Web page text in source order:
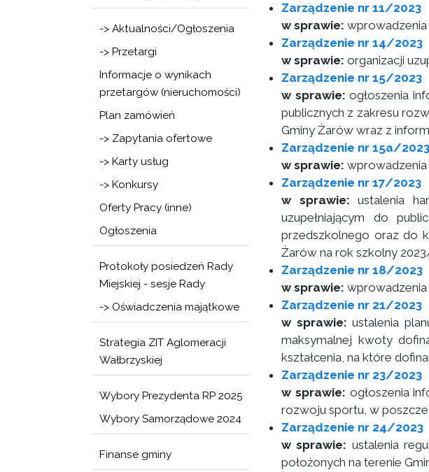
-> Aktualności/Ogłoszenia
-> Przetargi
Informacje o wynikach
przetargów (nieruchomości)
Plan zamówień
-> Zapytania ofertowe
-> Karty usług
-> Konkursy
Oferty Pracy (inne)
Ogłoszenia
Protokoły posiedzeń Rady
Miejskiej - sesje Rady
-> Oświadczenia majątkowe
Strategia ZIT Aglomeracji
Wałbrzyskiej
Wybory Prezydenta RP 2025
Wybory Samorządowe 2024
Finanse gminy
Zarządzenie nr 11/2023
w sprawie: wprowadzenia
Zarządzenie nr 14/2023
w sprawie: organizacji
Zarządzenie nr 15/2023
w sprawie: ogłoszenia
publicznych z zakresu
Gminy Żarów wraz z
Zarządzenie nr 15a/2023
w sprawie: wprowadzenia
Zarządzenie nr 17/2023
w sprawie:ustalenia
uzupełniającym do
przedszkolnego oraz do
Żarów na rok szkolny
Zarządzenie nr 18/2023
w sprawie: wprowadzenia
Zarządzenie nr 21/2023
w sprawie: ustalenia
maksymalnej kwoty
kształcenia, na które
Zarządzenie nr 23/2023
w sprawie: ogłoszenia
rozwoju sportu, w
Zarządzenie nr 24/2023
w sprawie: ustalenia
położonych na terenie